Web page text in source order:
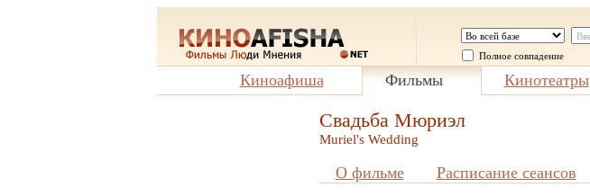
Полное совпадение
Киноафиша Фильмы Кинотеатры
Свадьба Мюриэл
Muriel's Wedding
О фильме Расписание сеансов